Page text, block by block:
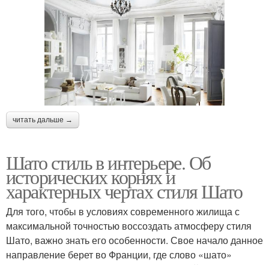
читать дальше →
Шато стиль в интерьере. Об
исторических корнях и
характерных чертах стиля Шато
Для того, чтобы в условиях современного жилища с
максимальной точностью воссоздать атмосферу стиля
Шато, важно знать его особенности. Свое начало данное
направление берет во Франции, где слово «шато»